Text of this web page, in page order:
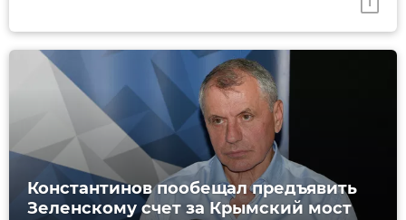
Константинов пообещал предъявить
Зеленскому счет за Крымский мост